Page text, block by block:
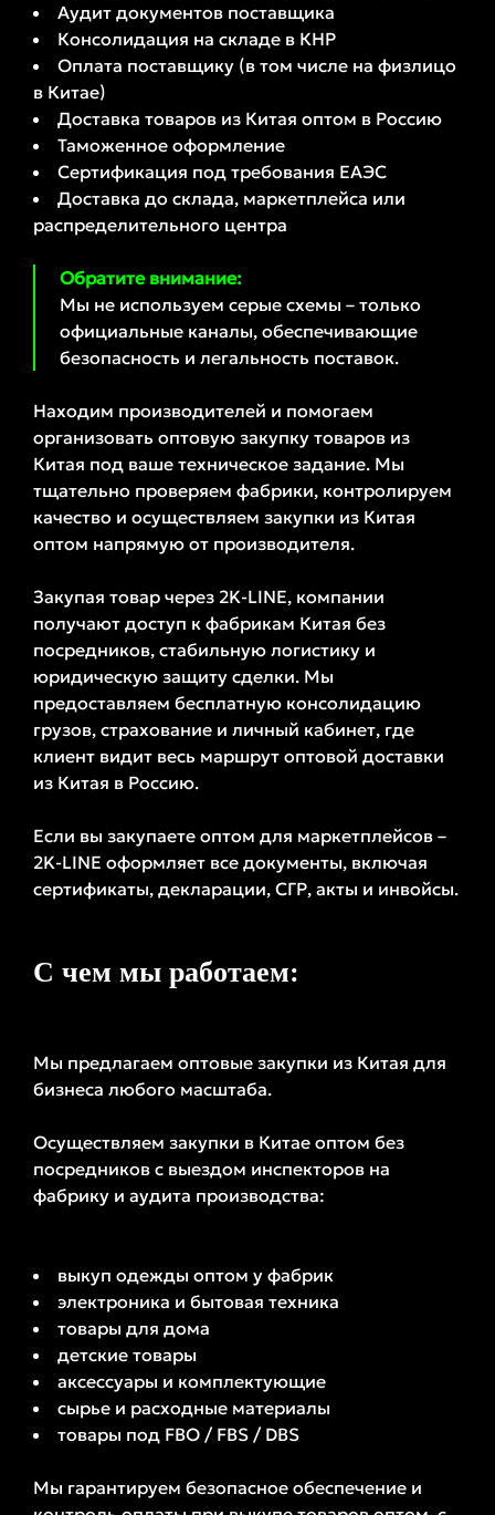
Аудит документов поставщика
Консолидация на складе в КНР
Оплата поставщику (в том числе на физлицо
в Китае)
Доставка товаров из Китая оптом в Россию
Таможенное оформление
Сертификация под требования ЕАЭС
Доставка до склада, маркетплейса или
распределительного центра
Обратите внимание:
Мы не используем серые схемы – только
официальные каналы, обеспечивающие
безопасность и легальность поставок.
Находим производителей и помогаем
организовать оптовую закупку товаров из
Китая под ваше техническое задание. Мы
тщательно проверяем фабрики, контролируем
качество и осуществляем закупки из Китая
оптом напрямую от производителя.
Закупая товар через 2K-LINE, компании
получают доступ к фабрикам Китая без
посредников, стабильную логистику и
юридическую защиту сделки. Мы
предоставляем бесплатную консолидацию
грузов, страхование и личный кабинет, где
клиент видит весь маршрут оптовой доставки
из Китая в Россию.
Если вы закупаете оптом для маркетплейсов –
2K-LINE оформляет все документы, включая
сертификаты, декларации, СГР, акты и инвойсы.
С чем мы работаем:
Мы предлагаем оптовые закупки из Китая для
бизнеса любого масштаба.
Осуществляем закупки в Китае оптом без
посредников с выездом инспекторов на
фабрику и аудита производства:
выкуп одежды оптом у фабрик
электроника и бытовая техника
товары для дома
детские товары
аксессуары и комплектующие
сырье и расходные материалы
товары под FBO / FBS / DBS
Мы гарантируем безопасное обеспечение и